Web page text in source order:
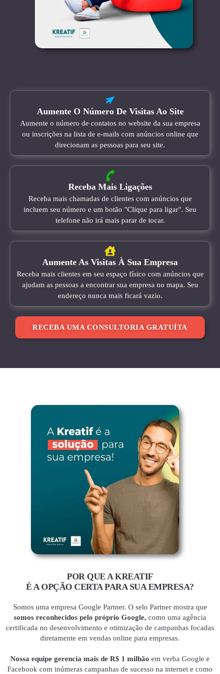
Aumente O Número De Visitas Ao Site
Aumente o número de contatos no website da sua empresa
ou inscrições na lista de e-mails com anúncios online que
direcionam as pessoas para seu site.
Receba Mais Ligações
Receba mais chamadas de clientes com anúncios que
incluem seu número e um botão "Clique para ligar". Seu
telefone não irá mais parar de tocar.
Aumente As Visitas À Sua Empresa
Receba mais clientes em seu espaço físico com anúncios que
ajudam as pessoas a encontrar sua empresa no mapa. Seu
endereço nunca mais ficará vazio.
RECEBA UMA CONSULTORIA GRATUÍTA
POR QUE A KREATIF
É A OPÇÃO CERTA PARA SUA EMPRESA?
Somos uma empresa Google Partner. O selo Partner mostra que
somos reconhecidos pelo próprio Google, como uma agência
certificada no desenvolvimento e otimização de campanhas focadas
diretamente em vendas online para empresas.
Nossa equipe gerencia mais de R$ 1 milhão em verba Google e
Facebook com inúmeras campanhas de sucesso na internet e como